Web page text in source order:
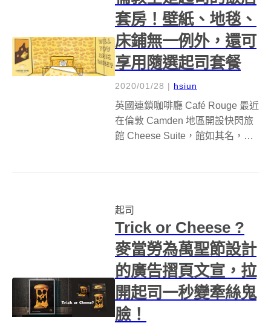
套房！壁紙、地毯、
床鋪無一例外，還可
享用隨選起司套餐
2020/01/28 | hsiun
英國連鎖咖啡廳 Café Rouge 最近
在倫敦 Camden 地區開設快閃旅
館 Cheese Suite，館如其名，從
備了巨型...
起司
Trick or Cheese ?
麥當勞為萬聖節設計
的廣告摺頁文宣，拉
開起司一秒變牽絲鬼
臉！